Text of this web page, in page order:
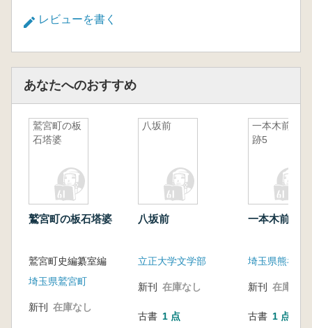
レビューを書く
あなたへのおすすめ
鷲宮町の板
石塔婆
鷲宮町の板石塔婆
鷲宮町史編纂室編
埼玉県鷲宮町
新刊 在庫なし
八坂前
八坂前
立正大学文学部
新刊 在庫なし
古書 1 点
一本木前遺
跡5
一本木前遺
新刊 在庫なし
古書 1 点